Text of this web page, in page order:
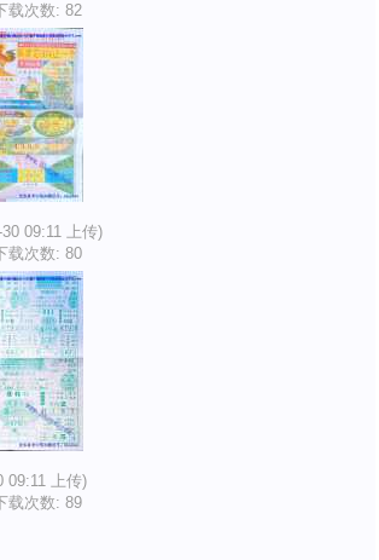
载次数: 82
30 09:11 上传)
载次数: 80
09:11 上传)
载次数: 89